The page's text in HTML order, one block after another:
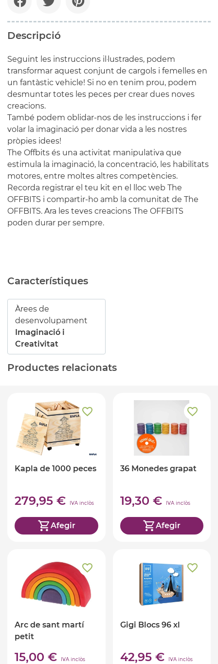
Descripció
Seguint les instruccions il·lustrades, podem
transformar aquest conjunt de cargols i femelles en
un fantàstic vehicle! Si no en tenim prou, podem
desmuntar totes les peces per crear dues noves
creacions.
També podem oblidar-nos de les instruccions i fer
volar la imaginació per donar vida a les nostres
pròpies idees!
The Offbits és una activitat manipulativa que
estimula la imaginació, la concentració, les habilitats
motores, entre moltes altres competències.
Recorda registrar el teu kit en el lloc web The
OFFBITS i compartir-ho amb la comunitat de The
OFFBITS. Ara les teves creacions The OFFBITS
poden durar per sempre.
Característiques
Àrees de
desenvolupament
Imaginació i
Creativitat
Productes relacionats
Kapla de 1000 peces
279,95 € IVA inclòs
Afegir
36 Monedes grapat
19,30 € IVA inclòs
Afegir
Arc de sant martí
petit
15,00 € IVA inclòs
Gigi Blocs 96 xl
42,95 € IVA inclòs